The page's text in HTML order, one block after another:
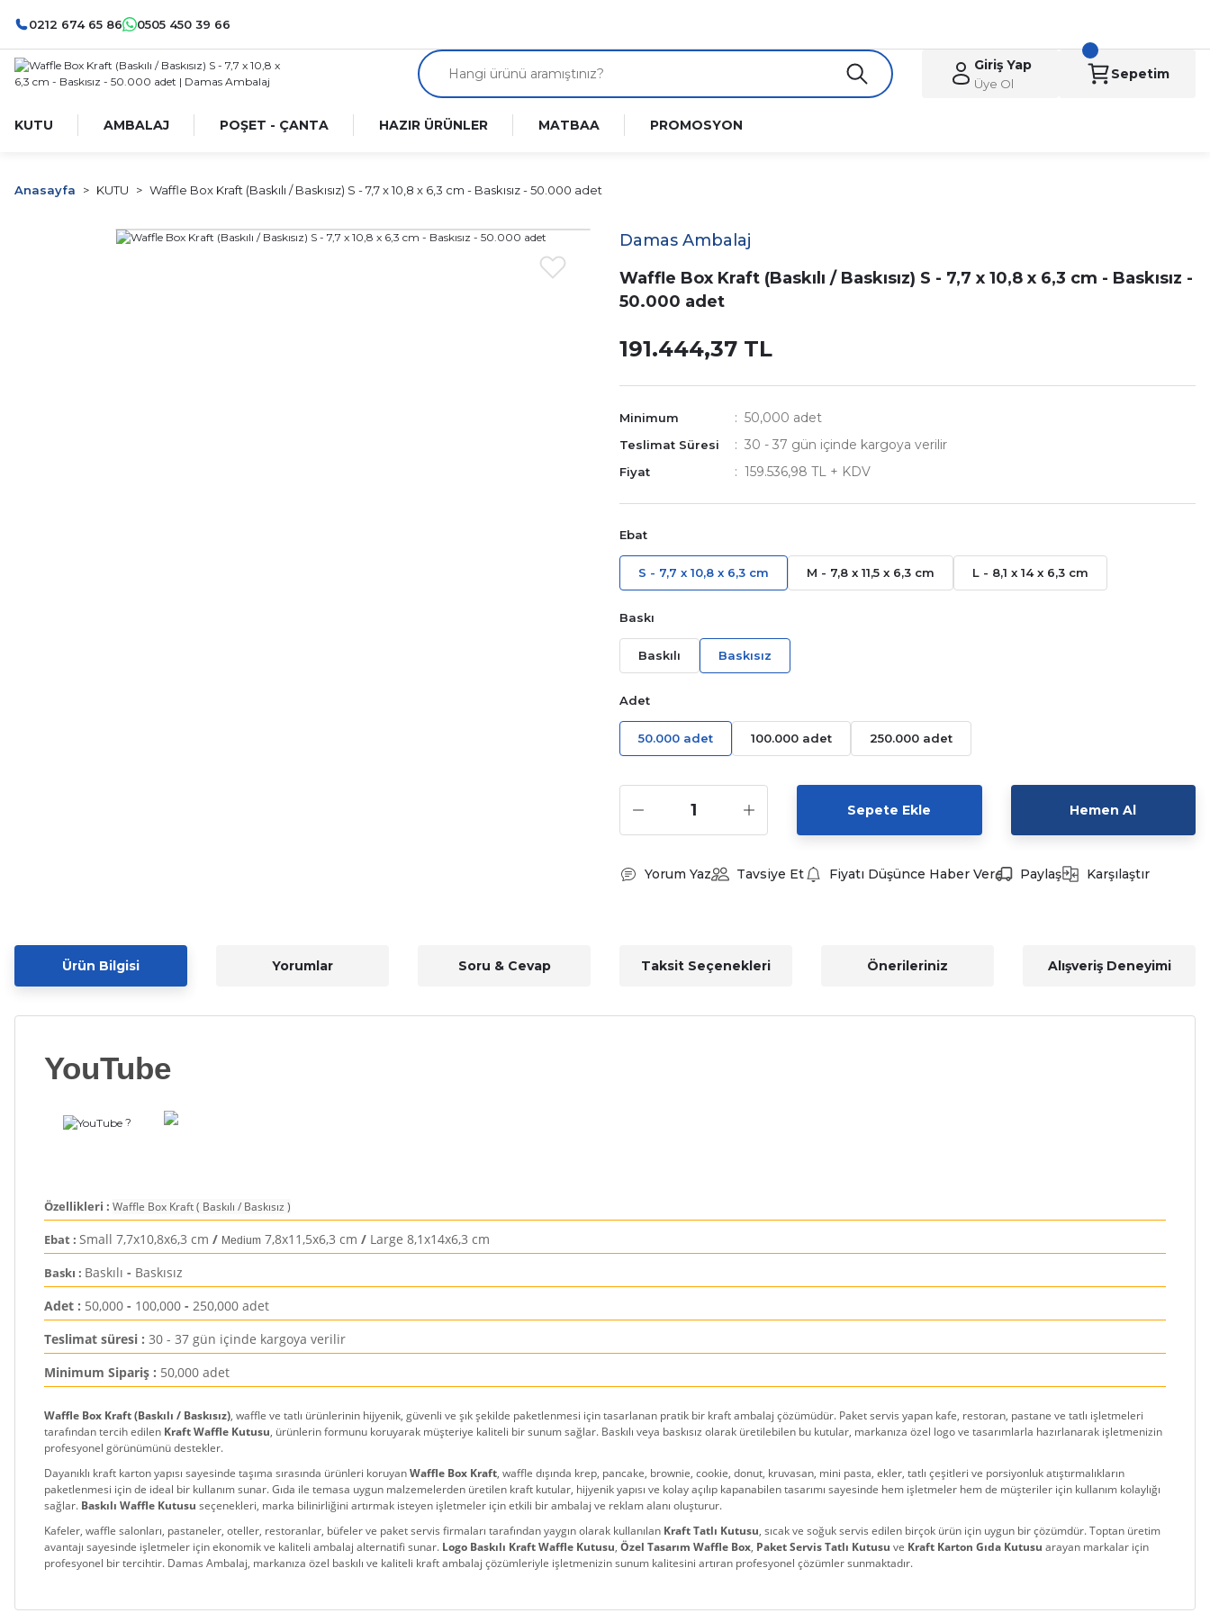
0212 674 65 86 0505 450 39 66
Giriş Yap
Üye Ol
Sepetim
KUTU AMBALAJ POŞET - ÇANTA HAZIR ÜRÜNLER MATBAA PROMOSYON
Anasayfa KUTU Waffle Box Kraft (Baskılı / Baskısız) S - 7,7 x 10,8 x 6,3 cm - Baskısız - 50.000 adet
Damas Ambalaj
Waffle Box Kraft (Baskılı / Baskısız) S - 7,7 x 10,8 x 6,3 cm - Baskısız -
50.000 adet
191.444,37 TL
Minimum 50,000 adet
Teslimat Süresi 30 - 37 gün içinde kargoya verilir
Fiyat 159.536,98 TL + KDV
Ebat
S - 7,7 x 10,8 x 6,3 cm M - 7,8 x 11,5 x 6,3 cm L - 8,1 x 14 x 6,3 cm
Baskı
Baskılı Baskısız
Adet
50.000 adet 100.000 adet 250.000 adet
Sepete Ekle Hemen Al
Yorum Yaz Tavsiye Et Fiyatı Düşünce Haber Ver Paylaş Karşılaştır
Ürün Bilgisi Yorumlar Soru & Cevap Taksit Seçenekleri Önerileriniz Alışveriş Deneyimi
YouTube
?
Özellikleri : Waffle Box Kraft ( Baskılı / Baskısız )
Ebat : Small 7,7x10,8x6,3 cm / Medium 7,8x11,5x6,3 cm / Large 8,1x14x6,3 cm
Baskı : Baskılı - Baskısız
Adet : 50,000 - 100,000 - 250,000 adet
Teslimat süresi : 30 - 37 gün içinde kargoya verilir
Minimum Sipariş : 50,000 adet
Waffle Box Kraft (Baskılı / Baskısız), waffle ve tatlı ürünlerinin hijyenik, güvenli ve şık şekilde paketlenmesi için tasarlanan pratik bir kraft ambalaj çözümüdür. Paket servis yapan kafe, restoran, pastane ve tatlı işletmeleri
tarafından tercih edilen Kraft Waffle Kutusu, ürünlerin formunu koruyarak müşteriye kaliteli bir sunum sağlar. Baskılı veya baskısız olarak üretilebilen bu kutular, markanıza özel logo ve tasarımlarla hazırlanarak işletmenizin
profesyonel görünümünü destekler.
Dayanıklı kraft karton yapısı sayesinde taşıma sırasında ürünleri koruyanWaffle Box Kraft, waffle dışında krep, pancake, brownie, cookie, donut, kruvasan, mini pasta, ekler, tatlı çeşitleri ve porsiyonluk atıştırmalıkların
paketlenmesi için de ideal bir kullanım sunar. Gıda ile temasa uygun malzemelerden üretilen kraft kutular, hijyenik yapısı ve kolay açılıp kapanabilen tasarımı sayesinde hem işletmeler hem de müşteriler için kullanım kolaylığı
sağlar. Baskılı Waffle Kutusu seçenekleri, marka bilinirliğini artırmak isteyen işletmeler için etkili bir ambalaj ve reklam alanı oluşturur.
Kafeler, waffle salonları, pastaneler, oteller, restoranlar, büfeler ve paket servis firmaları tarafından yaygın olarak kullanılan Kraft Tatlı Kutusu, sıcak ve soğuk servis edilen birçok ürün için uygun bir çözümdür. Toptan üretim
avantajı sayesinde işletmeler için ekonomik ve kaliteli ambalaj alternatifi sunar. Logo Baskılı Kraft Waffle Kutusu, Özel Tasarım Waffle Box, Paket Servis Tatlı Kutusu ve Kraft Karton Gıda Kutusu arayan markalar için
profesyonel bir tercihtir. Damas Ambalaj, markanıza özel baskılı ve kaliteli kraft ambalaj çözümleriyle işletmenizin sunum kalitesini artıran profesyonel çözümler sunmaktadır.